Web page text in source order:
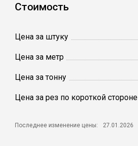
Стоимость
Цена за штуку
Цена за метр
Цена за тонну
Цена за рез по короткой стороне
Последнее изменение цены: 27.01.2026